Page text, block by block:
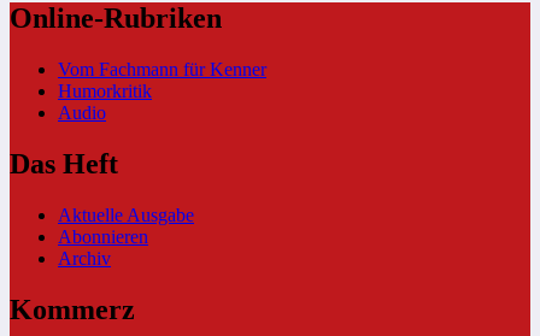
Online-Rubriken
Vom Fachmann für Kenner
Humorkritik
Audio
Das Heft
Aktuelle Ausgabe
Abonnieren
Archiv
Kommerz